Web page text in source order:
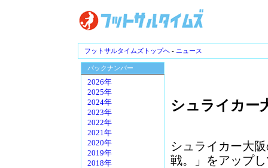
フットサルタイムズトップへ - ニュース
バックナンバー
2026年
2025年
2024年
2023年
2022年
2021年
2020年
2019年
2018年
シュライカー
シュライカー大
戦。」をアップ